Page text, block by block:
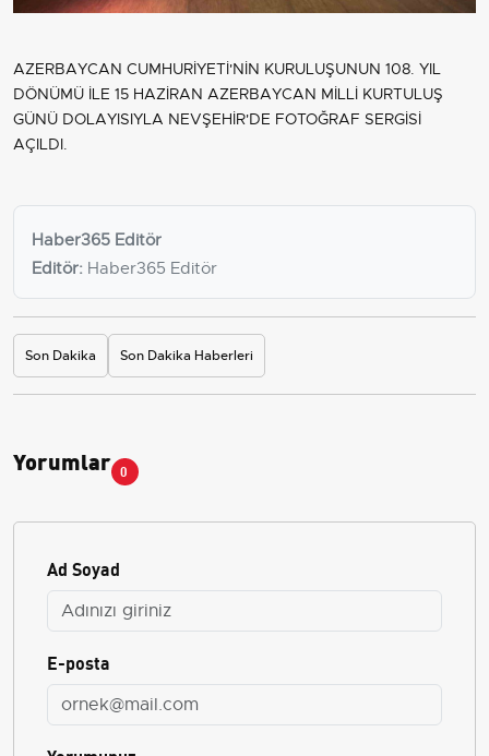
AZERBAYCAN CUMHURİYETİ'NİN KURULUŞUNUN 108. YIL
DÖNÜMÜ İLE 15 HAZİRAN AZERBAYCAN MİLLİ KURTULUŞ
GÜNÜ DOLAYISIYLA NEVŞEHİR'DE FOTOĞRAF SERGİSİ
AÇILDI.
Haber365 Editör
Editör: Haber365 Editör
Son Dakika Son Dakika Haberleri
Yorumlar 0
Ad Soyad
E-posta